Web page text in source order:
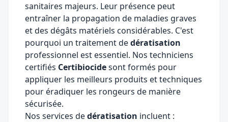
sanitaires majeurs. Leur présence peut
entraîner la propagation de maladies graves
et des dégâts matériels considérables. C'est
pourquoi un traitement dedératisation
professionnel est essentiel. Nos techniciens
certifiés Certibiocidesont formés pour
appliquer les meilleurs produits et techniques
pour éradiquer les rongeurs de manière
sécurisée.
Nos services dedératisation incluent :